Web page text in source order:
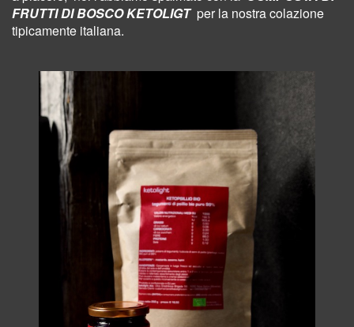
FRUTTI DI BOSCO KETOLIGT per la nostra colazione
tipicamente italiana.